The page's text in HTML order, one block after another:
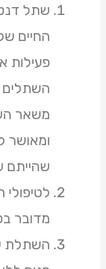
שתל
החיים
פעילות
השתלים
משאר
ומאושר
שהייתם
מדובר
השתלת